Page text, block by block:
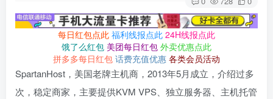
每日红包点此 福利线报点此 24H线报点此
饿了么红包 美团每日红包 外卖优惠点此
拼多多每日红包 话费充值优惠 各类会员活动
SpartanHost，美国老牌主机商，2013年5月成立，介绍过多
次，稳定商家，主要提供KVM VPS、独立服务器、主机托管